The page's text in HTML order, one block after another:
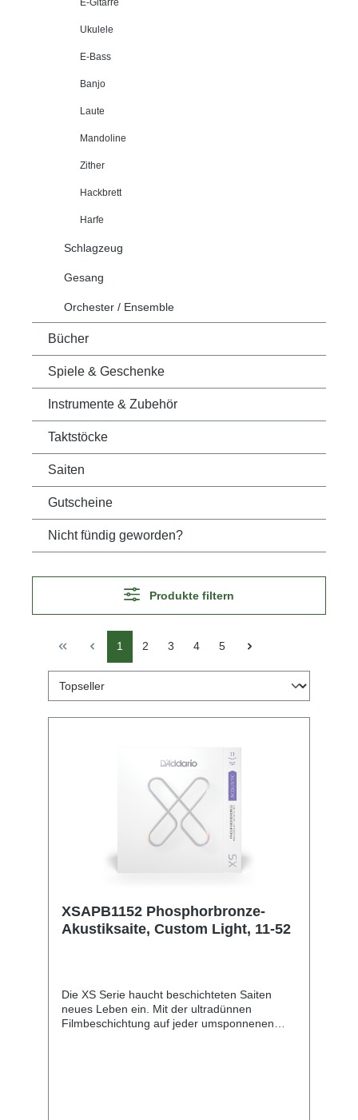
E-Gitarre
Ukulele
E-Bass
Banjo
Laute
Mandoline
Zither
Hackbrett
Harfe
Schlagzeug
Gesang
Orchester / Ensemble
Bücher
Spiele & Geschenke
Instrumente & Zubehör
Taktstöcke
Saiten
Gutscheine
Nicht fündig geworden?
Produkte filtern
1 2 3 4 5
XSAPB1152 Phosphorbronze-
Akustiksaite, Custom Light, 11-52
Die XS Serie haucht beschichteten Saiten
neues Leben ein. Mit der ultradünnen
Filmbeschichtung auf jeder umsponnenen